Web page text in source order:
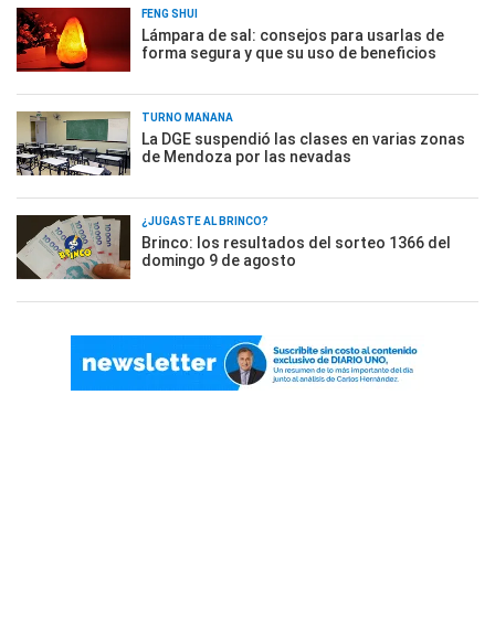
FENG SHUI
Lámpara de sal: consejos para usarlas de
forma segura y que su uso de beneficios
TURNO MAÑANA
La DGE suspendió las clases en varias zonas
de Mendoza por las nevadas
¿JUGASTE AL BRINCO?
Brinco: los resultados del sorteo 1366 del
domingo 9 de agosto